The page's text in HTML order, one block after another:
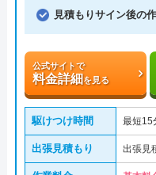
見積もりサイン後の
公式サイトで
料金詳細を見る
駆けつけ時間 最短15
出張見積もり 出張見